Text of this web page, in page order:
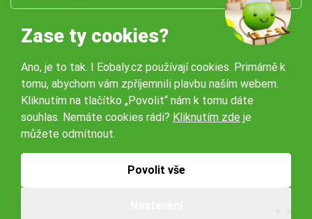
Naše pobočky:
Obchodní podmínky
Zase ty cookies?
Ano, je to tak. I Eobaly.cz používají cookies. Primárně k
tomu, abychom vám zpříjemnili plavbu naším webem.
Kliknutím na tlačítko „Povolit“ nám k tomu dáte
souhlas. Nemáte cookies rádi? Kliknutím zde je
můžete odmítnout.
Povolit vše